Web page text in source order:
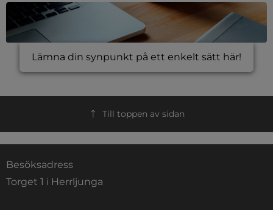
Lämna din synpunkt på ett enkelt sätt här!
Till toppen av sidan
Besöksadress
Torget 1 i Herrljunga